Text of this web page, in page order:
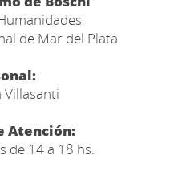
de Mar del Plata
Villasanti
Atención:
de 14 a 18 hs.